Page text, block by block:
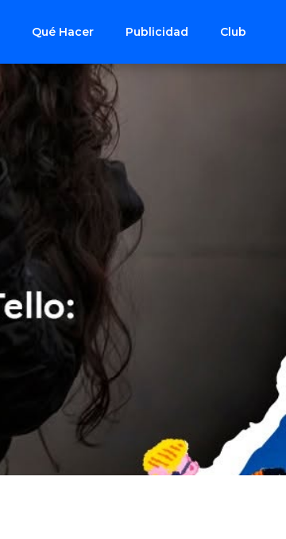
Qué Hacer Publicidad Club